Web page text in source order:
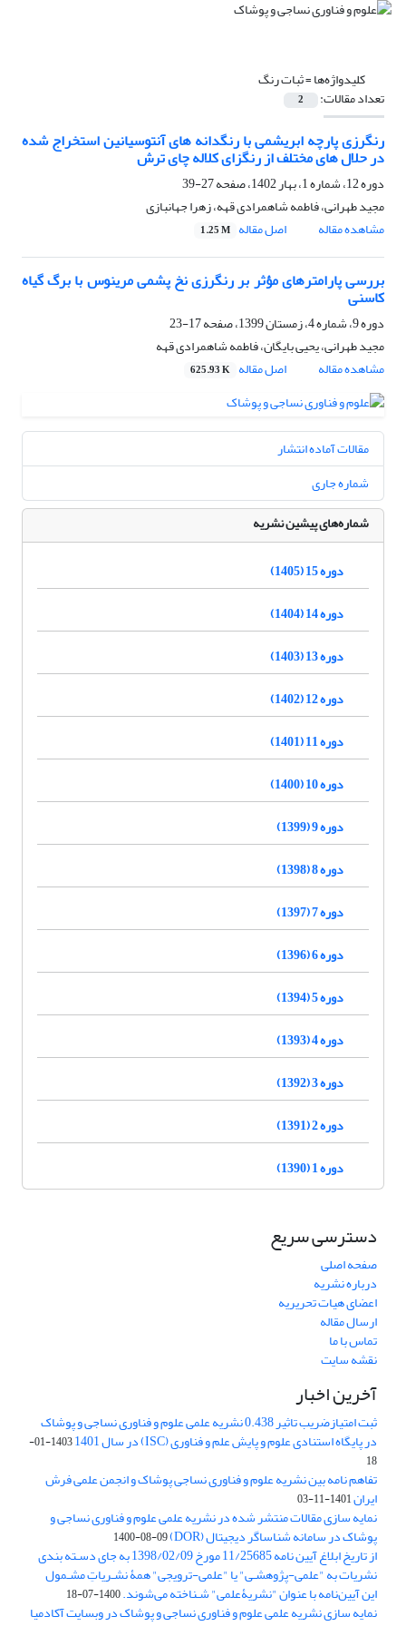
کلیدواژه‌ها =ثبات رنگ
تعداد مقالات: 2
رنگرزی پارچه ابریشمی با رنگدانه های آنتوسیانین استخراج شده
در حلال های مختلف از رنگزای کلاله چای ترش
دوره 12، شماره 1، بهار 1402، صفحه
27-39
مجید طهرانی، فاطمه شاهمرادی قهه، زهرا جهانبازی
مشاهده مقاله
اصل مقاله 1.25 M
بررسی پارامترهای مؤثر بر رنگرزی نخ پشمی مرینوس با برگ گیاه
کاسنی
دوره 9، شماره 4، زمستان 1399، صفحه
17-23
مجید طهرانی، یحیی بایگان، فاطمه شاهمرادی قهه
مشاهده مقاله
اصل مقاله 625.93 K
مقالات آماده انتشار
شماره جاری
شماره‌های پیشین نشریه
دوره 15 (1405)
دوره 14 (1404)
دوره 13 (1403)
دوره 12 (1402)
دوره 11 (1401)
دوره 10 (1400)
دوره 9 (1399)
دوره 8 (1398)
دوره 7 (1397)
دوره 6 (1396)
دوره 5 (1394)
دوره 4 (1393)
دوره 3 (1392)
دوره 2 (1391)
دوره 1 (1390)
دسترسی سریع
صفحه اصلی
درباره نشریه
اعضای هیات تحریریه
ارسال مقاله
تماس با ما
نقشه سایت
آخرین اخبار
ثبت امتیازضریب تاثیر 0.438 نشریه علمی علوم و فناوری نساجی و پوشاک
در پایگاه استنادی علوم و پایش علم و فناوری (ISC) در سال 1401
1403-01-
18
تفاهم نامه بین نشریه علوم و فناوری نساجی پوشاک و انجمن علمی فرش
ایران1401-11-03
نمایه سازی مقالات منتشر شده در نشریه علمی علوم و فناوری نساجی و
پوشاک در سامانه شناساگر دیجیتال (DOR) 1400-08-09
از تاریخ ابلاغ آیین نامه 11/25685 مورخ 1398/02/09 به جای دسـته بندی
نشریات به "علمی-پژوهشـی" یا "علمی-ترویجی" همۀ نشـریاتِ مشـمول
این آیین‌نامه با عنوان "نشریۀعلمی" شـناخته می‌شوند.1400-07-18
نمایه سازی نشریه علمی علوم و فناوری نساجی و پوشاک در وبسایت آکادمیا